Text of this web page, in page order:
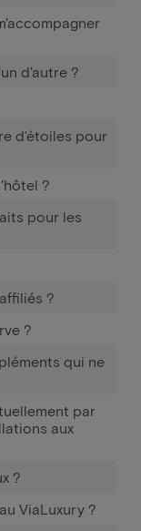
d'autre ?
d'étoiles pour
?
pour les
?
?
qui ne
par
aux
?
ViaLuxury ?